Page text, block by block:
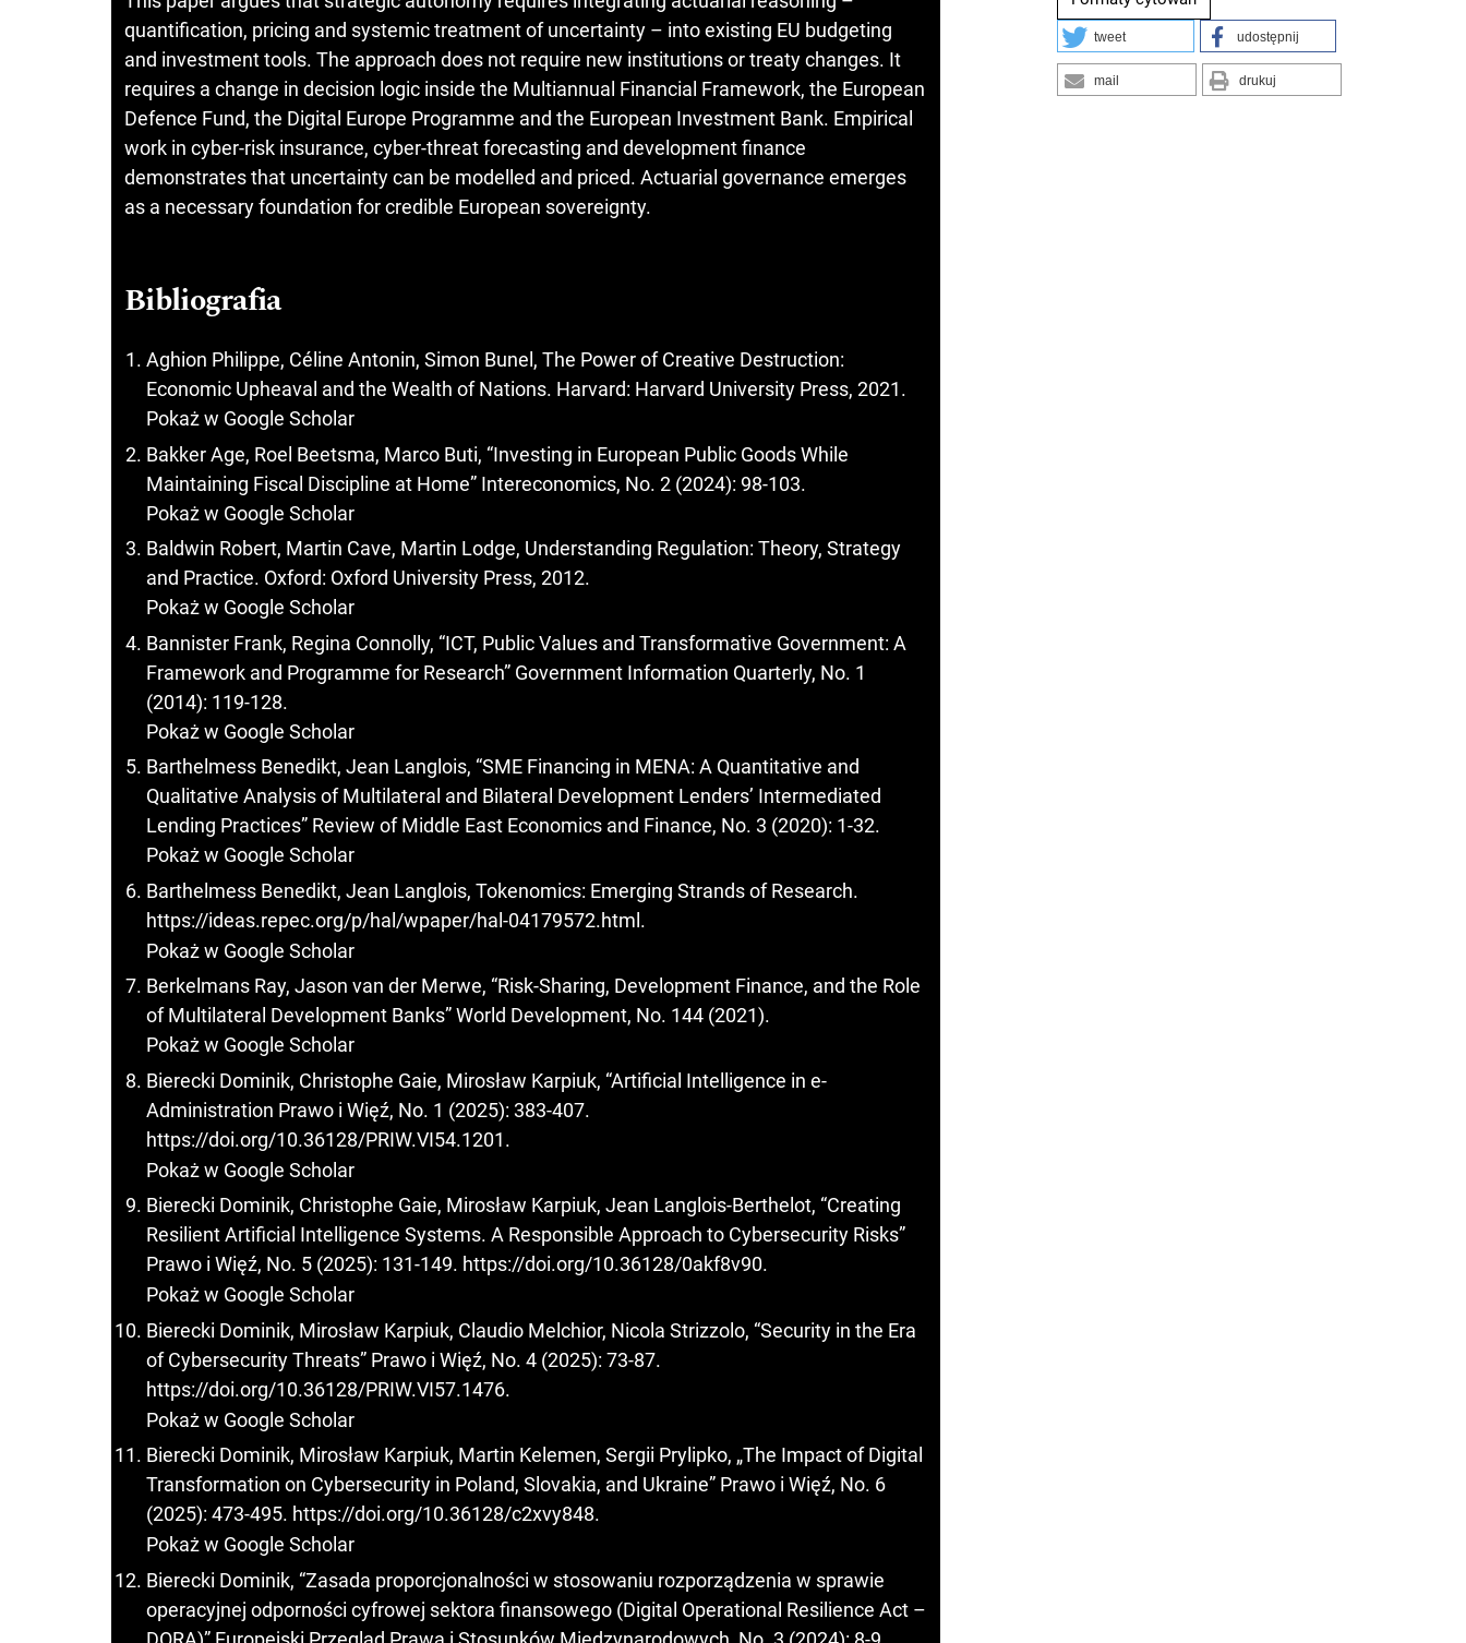
quantification, pricing and systemic treatment of uncertainty – into existing EU budgeting
and investment tools. The approach does not require new institutions or treaty changes. It
requires a change in decision logic inside the Multiannual Financial Framework, the European
Defence Fund, the Digital Europe Programme and the European Investment Bank. Empirical
work in cyber-risk insurance, cyber-threat forecasting and development finance
demonstrates that uncertainty can be modelled and priced. Actuarial governance emerges
as a necessary foundation for credible European sovereignty.
Bibliografia
Aghion Philippe, Céline Antonin, Simon Bunel, The Power of Creative Destruction:
Economic Upheaval and the Wealth of Nations. Harvard: Harvard University Press, 2021.
Pokaż w Google Scholar
Bakker Age, Roel Beetsma, Marco Buti, “Investing in European Public Goods While
Maintaining Fiscal Discipline at Home” Intereconomics, No. 2 (2024): 98-103.
Pokaż w Google Scholar
Baldwin Robert, Martin Cave, Martin Lodge, Understanding Regulation: Theory, Strategy
and Practice. Oxford: Oxford University Press, 2012.
Pokaż w Google Scholar
Bannister Frank, Regina Connolly, “ICT, Public Values and Transformative Government: A
Framework and Programme for Research” Government Information Quarterly, No. 1
(2014): 119-128.
Pokaż w Google Scholar
Barthelmess Benedikt, Jean Langlois, “SME Financing in MENA: A Quantitative and
Qualitative Analysis of Multilateral and Bilateral Development Lenders’ Intermediated
Lending Practices” Review of Middle East Economics and Finance, No. 3 (2020): 1-32.
Pokaż w Google Scholar
Barthelmess Benedikt, Jean Langlois, Tokenomics: Emerging Strands of Research.
https://ideas.repec.org/p/hal/wpaper/hal-04179572.html .
Pokaż w Google Scholar
Berkelmans Ray, Jason van der Merwe, “Risk-Sharing, Development Finance, and the Role
of Multilateral Development Banks” World Development, No. 144 (2021).
Pokaż w Google Scholar
Bierecki Dominik, Christophe Gaie, Mirosław Karpiuk, “Artificial Intelligence in e-
Administration Prawo i Więź, No. 1 (2025): 383-407.
https://doi.org/10.36128/PRIW.VI54.1201.
Pokaż w Google Scholar
Bierecki Dominik, Christophe Gaie, Mirosław Karpiuk, Jean Langlois-Berthelot, “Creating
Resilient Artificial Intelligence Systems. A Responsible Approach to Cybersecurity Risks”
Prawo i Więź, No. 5 (2025): 131-149. https://doi.org/10.36128/0akf8v90.
Pokaż w Google Scholar
Bierecki Dominik, Mirosław Karpiuk, Claudio Melchior, Nicola Strizzolo, “Security in the Era
of Cybersecurity Threats” Prawo i Więź, No. 4 (2025): 73-87.
https://doi.org/10.36128/PRIW.VI57.1476.
Pokaż w Google Scholar
Bierecki Dominik, Mirosław Karpiuk, Martin Kelemen, Sergii Prylipko, „The Impact of Digital
Transformation on Cybersecurity in Poland, Slovakia, and Ukraine” Prawo i Więź, No. 6
(2025): 473-495. https://doi.org/10.36128/c2xvy848.
Pokaż w Google Scholar
Bierecki Dominik, “Zasada proporcjonalności w stosowaniu rozporządzenia w sprawie
operacyjnej odporności cyfrowej sektora finansowego (Digital Operational Resilience Act –
tweet udostępnij
mail drukuj